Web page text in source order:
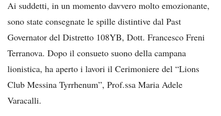
Ai suddetti, in un momento davvero molto emozionante,
sono state consegnate le spille distintive dal Past
Governator del Distretto 108YB, Dott. Francesco Freni
Terranova. Dopo il consueto suono della campana
lionistica, ha aperto i lavori il Cerimoniere del “Lions
Club Messina Tyrrhenum”, Prof.ssa Maria Adele
Varacalli.